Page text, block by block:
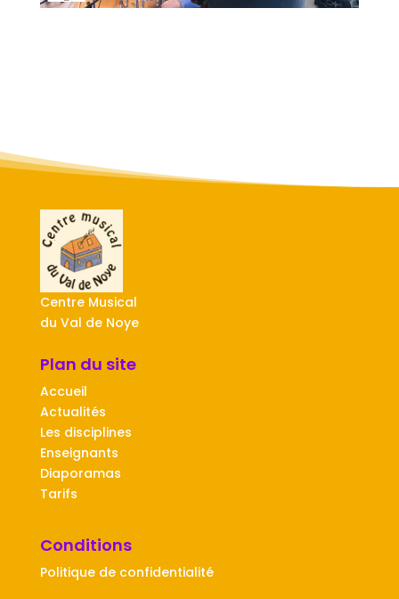
Centre Musical
du Val de Noye
Plan du site
Accueil
Actualités
Les disciplines
Enseignants
Diaporamas
Tarifs
Conditions
Politique de confidentialité